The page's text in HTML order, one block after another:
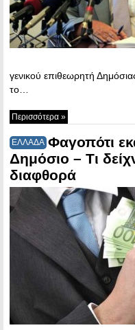
γενικού επιθεωρητή
το…
Περισσότερα »
ΕΛΛΑΔΑ Φαγοπότι
Δημόσιο – Τι
διαφθορά